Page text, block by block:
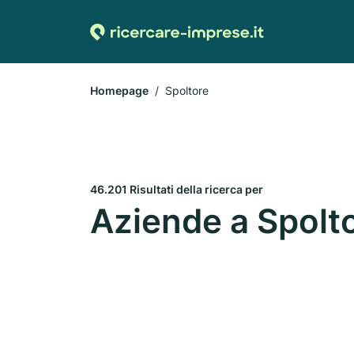
Homepage Spoltore
46.201 Risultati della ricerca per
Aziende a